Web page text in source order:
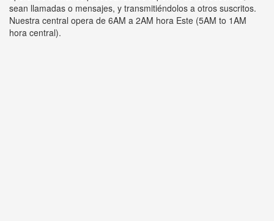
sean llamadas o mensajes, y transmitiéndolos a otros suscritos.
Nuestra central opera de 6AM a 2AM hora Este (5AM to 1AM
hora central).